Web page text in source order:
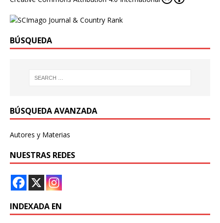
BÚSQUEDA
BÚSQUEDA AVANZADA
Autores y Materias
NUESTRAS REDES
INDEXADA EN